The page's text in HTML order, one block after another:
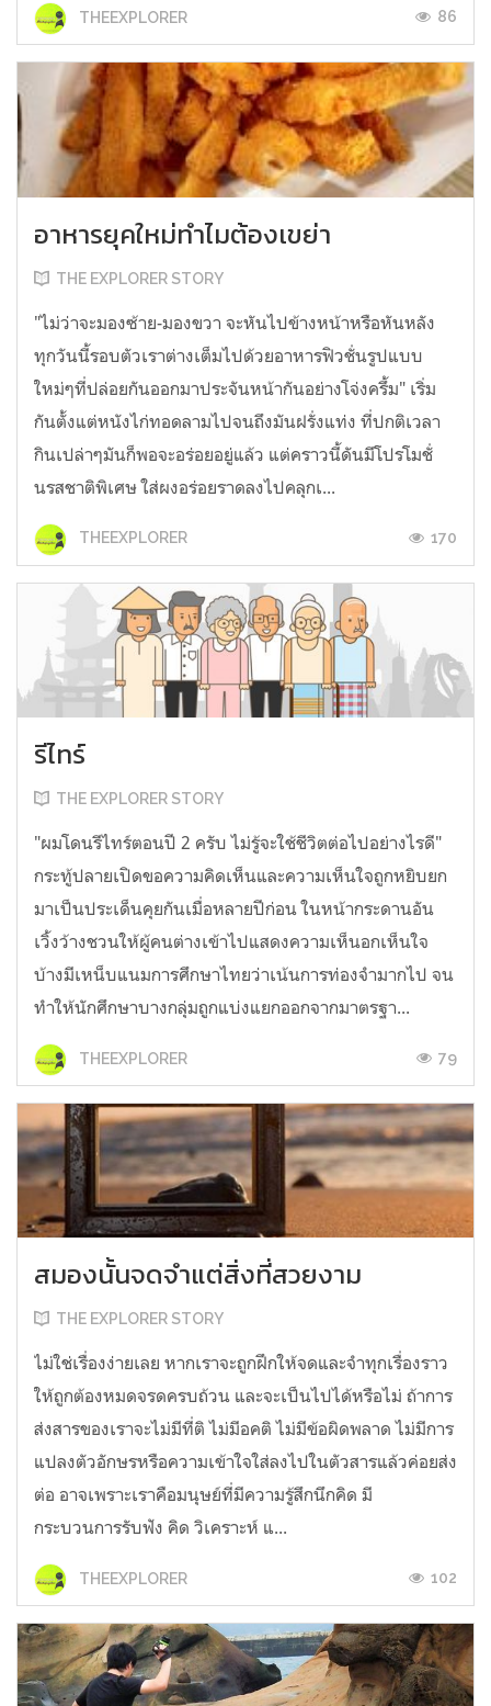
THEEXPLORER 86
อาหารยุคใหม่ทำไมต้องเขย่า
THE EXPLORER STORY
"ไม่ว่าจะมองซ้าย-มองขวา จะหันไปข้างหน้าหรือหันหลัง
ทุกวันนี้รอบตัวเราต่างเต็มไปด้วยอาหารฟิวชั่นรูปแบบ
ใหม่ๆที่ปล่อยกันออกมาประจันหน้ากันอย่างโจ่งครึ้ม" เริ่ม
กันตั้งแต่หนังไก่ทอดลามไปจนถึงมันฝรั่งแท่ง ที่ปกติเวลา
กินเปล่าๆมันก็พอจะอร่อยอยู่แล้ว แต่คราวนี้ดันมีโปรโมชั่
นรสชาติพิเศษ ใส่ผงอร่อยราดลงไปคลุกเ...
THEEXPLORER 170
รีไทร์
THE EXPLORER STORY
"ผมโดนรีไทร์ตอนปี 2 ครับ ไม่รู้จะใช้ชีวิตต่อไปอย่างไรดี"
กระทู้ปลายเปิดขอความคิดเห็นและความเห็นใจถูกหยิบยก
มาเป็นประเด็นคุยกันเมื่อหลายปีก่อน ในหน้ากระดานอัน
เวิ้งว้างชวนให้ผู้คนต่างเข้าไปแสดงความเห็นอกเห็นใจ
บ้างมีเหน็บแนมการศึกษาไทยว่าเน้นการท่องจำมากไป จน
ทำให้นักศึกษาบางกลุ่มถูกแบ่งแยกออกจากมาตรฐา...
THEEXPLORER 79
สมองนั้นจดจำแต่สิ่งที่สวยงาม
THE EXPLORER STORY
ไม่ใช่เรื่องง่ายเลย หากเราจะถูกฝึกให้จดและจำทุกเรื่องราว
ให้ถูกต้องหมดจรดครบถ้วน และจะเป็นไปได้หรือไม่ ถ้าการ
ส่งสารของเราจะไม่มีที่ติ ไม่มีอคติ ไม่มีข้อผิดพลาด ไม่มีการ
แปลงตัวอักษรหรือความเข้าใจใส่ลงไปในตัวสารแล้วค่อยส่ง
ต่อ อาจเพราะเราคือมนุษย์ที่มีความรู้สึกนึกคิด มี
กระบวนการรับฟัง คิด วิเคราะห์ แ...
THEEXPLORER 102